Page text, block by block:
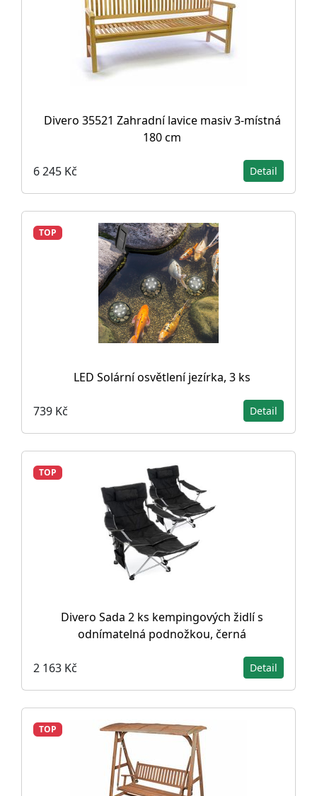
Divero 35521 Zahradní lavice masiv 3-místná
180 cm
6 245 Kč Detail
TOP
LED Solární osvětlení jezírka, 3 ks
739 Kč Detail
TOP
Divero Sada 2 ks kempingových židlí s
odnímatelná podnožkou, černá
2 163 Kč Detail
TOP